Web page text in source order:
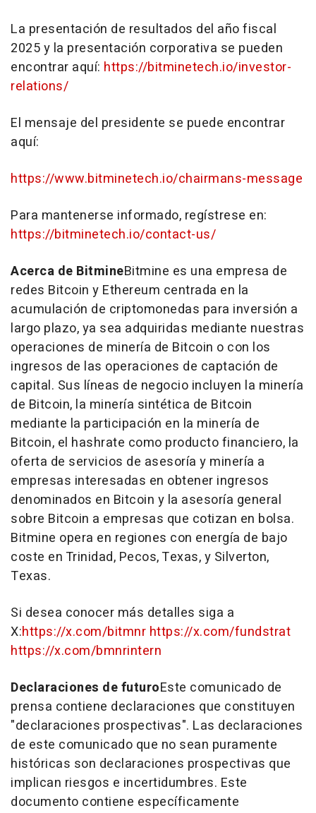
La presentación de resultados del año fiscal
2025 y la presentación corporativa se pueden
encontrar aquí: https://bitminetech.io/investor-
relations/
El mensaje del presidente se puede encontrar
aquí:
https://www.bitminetech.io/chairmans-message
Para mantenerse informado, regístrese en:
https://bitminetech.io/contact-us/
Acerca de BitmineBitmine es una empresa de
redes Bitcoin y Ethereum centrada en la
acumulación de criptomonedas para inversión a
largo plazo, ya sea adquiridas mediante nuestras
operaciones de minería de Bitcoin o con los
ingresos de las operaciones de captación de
capital. Sus líneas de negocio incluyen la minería
de Bitcoin, la minería sintética de Bitcoin
mediante la participación en la minería de
Bitcoin, el hashrate como producto financiero, la
oferta de servicios de asesoría y minería a
empresas interesadas en obtener ingresos
denominados en Bitcoin y la asesoría general
sobre Bitcoin a empresas que cotizan en bolsa.
Bitmine opera en regiones con energía de bajo
coste en Trinidad, Pecos, Texas, y Silverton,
Texas.
Si desea conocer más detalles siga a
X:https://x.com/bitmnr https://x.com/fundstrat
https://x.com/bmnrintern
Declaraciones de futuroEste comunicado de
prensa contiene declaraciones que constituyen
"declaraciones prospectivas". Las declaraciones
de este comunicado que no sean puramente
históricas son declaraciones prospectivas que
implican riesgos e incertidumbres. Este
documento contiene específicamente